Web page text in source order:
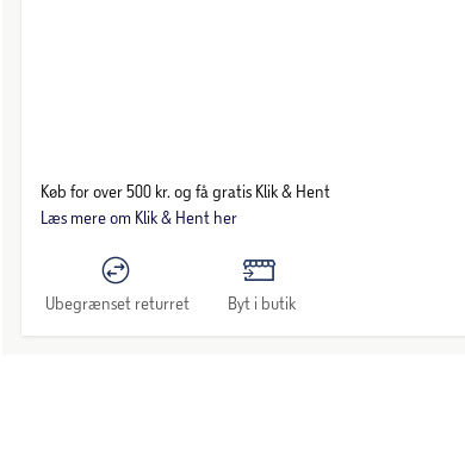
Køb for over 500 kr. og få gratis Klik & Hent
Læs mere om Klik & Hent her
Ubegrænset returret Byt i butik